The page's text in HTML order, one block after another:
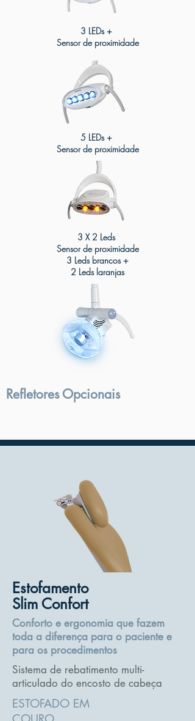
3 LEDs +
Sensor de proximidade
5 LEDs +
Sensor de proximidade
3 X 2 Leds
Sensor de proximidade
3 Leds brancos +
2 Leds laranjas
Refletores Opcionais
Estofamento
Slim Confort
Conforto e ergonomia que fazem
toda a diferença para o paciente e
para os procedimentos
Sistema de rebatimento multi-
articulado do encosto de cabeça
ESTOFADO EM